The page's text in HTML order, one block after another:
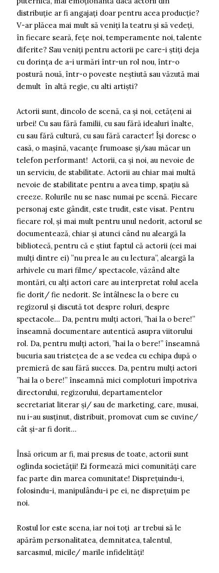
distribuție ar fi angajați doar pentru acea producție?
V-ar plăcea mai mult să veniți la teatru și să vedeți,
în fiecare seară, fețe noi, temperamente noi, talente
diferite? Sau veniți pentru actorii pe care-i știți deja
cu dorința de a-i urmări într-un rol nou, într-o
postură nouă, într-o poveste neștiută sau văzută mai
demult în altă regie, cu alti artiști?
Actorii sunt, dincolo de scenă, ca și noi, cetățeni ai
urbei! Cu sau fără familii, cu sau fără idealuri înalte,
cu sau fără cultură, cu sau fără caracter! Își doresc o
casă, o mașină, vacanțe frumoase și/sau măcar un
telefon performant! Actorii, ca și noi, au nevoie de
un serviciu, de stabilitate. Actorii au chiar mai multă
nevoie de stabilitate pentru a avea timp, spațiu să
creeze. Rolurile nu se nasc numai pe scenă. Fiecare
personaj este gândit, este trudit, este visat. Pentru
fiecare rol, și mai mult pentru unul nedorit, actorul se
documentează, chiar și atunci când nu aleargă la
bibliotecă, pentru că e știut faptul că actorii (cei mai
mulți dintre ei) ”nu prea le au cu lectura”, aleargă la
arhivele cu mari filme/ spectacole, văzând alte
montări, cu alți actori care au interpretat rolul acela
fie dorit/ fie nedorit. Se întâlnesc la o bere cu
regizorul și discută tot despre roluri, despre
spectacole… Da, pentru mulți actori, ”hai la o bere!”
înseamnă documentare autentică asupra viitorului
rol. Da, pentru mulți actori, ”hai la o bere!” înseamnă
bucuria sau tristețea de a se vedea cu echipa după o
premieră de sau fără succes. Da, pentru mulți actori
”hai la o bere!” înseamnă mici comploturi împotriva
directorului, regizorului, departamentelor
secretariat literar și/ sau de marketing, care, musai,
nu i-au susținut, distribuit, promovat cum se cuvine/
cât și-ar fi dorit…
Însă oricum ar fi, mai presus de toate, actorii sunt
oglinda societății! Ei formează mici comunități care
fac parte din marea comunitate! Disprețuindu-i,
folosindu-i, manipulându-i pe ei, ne disprețuim pe
noi.
Rostul lor este scena, iar noi toți ar trebui să le
apărăm personalitatea, demnitatea, talentul,
sarcasmul, micile/ marile infidelități!